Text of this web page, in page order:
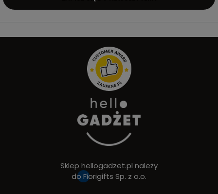
Sklep hellogadzet.pl należy
do Fiorigifts Sp. z o.o.